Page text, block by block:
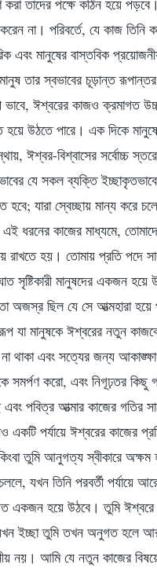
তাদের পক্ষে কঠিন হয়ে
না। পরিবর্তে, যে কাজ
এবং মানুষের বাস্তবিক
তার স্বভাবের চূড়ান্ত
ঈশ্বরের কাজও ক্রমাগত
উঠতে পারে। এক দিকে
ঈশ্বর-বিশ্বাসের সর্বোচ্চ
যে সকল ব্যক্তি
হবে; যারা স্বেচ্ছায় মান্য করে
ধরনের কাজের মাধ্যমে,
রাখতে হয়। তোমায় প্রতি পদে
সৃষ্টিকারী মানুষদের একজন
ছিল যে সে আত্মহারা হয়ে
যা মানুষকে ঈশ্বরের নতুন
থাকা এবং সত্যের জন্য
সমর্পণ করো, এবং নিগূঢ়তর
পবিত্র আত্মার কাজের গতির
পর্যায়ে ঈশ্বরের কাজের
তুমি আনুগত্য স্বীকারে
চললে, যখন তিনি পরবর্তী
একজন হয়ে উঠবে। তুমি
ইচ্ছা তুমি তখন অনুগত হলে
আমি যে নতুন কাজের বিষয়ে